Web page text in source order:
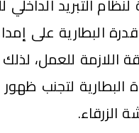
التبريد الداخلي
البطارية على
اللازمة للعمل،
البطارية لتجنب
الزرقاء.